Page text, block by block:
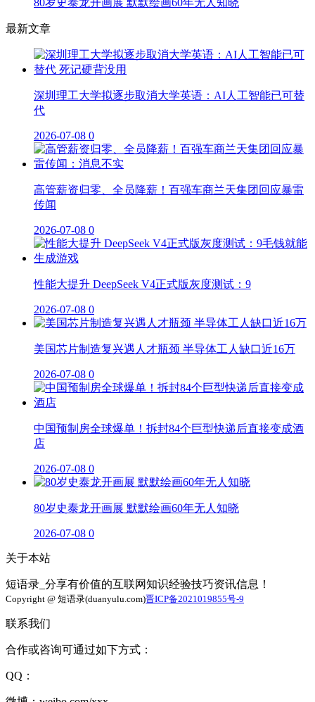
最新文章
深圳理工大学拟逐步取消大学英语：AI人工智能已可替
代
2026-07-08 0
高管薪资归零、全员降薪！百强车商兰天集团回应暴雷
传闻
2026-07-08 0
性能大提升 DeepSeek V4正式版灰度测试：9
2026-07-08 0
美国芯片制造复兴遇人才瓶颈 半导体工人缺口近16万
2026-07-08 0
中国预制房全球爆单！拆封84个巨型快递后直接变成酒
店
2026-07-08 0
80岁史泰龙开画展 默默绘画60年无人知晓
2026-07-08 0
关于本站
短语录_分享有价值的互联网知识经验技巧资讯信息！
Copyright @ 短语录(duanyulu.com)晋ICP备2021019855号-9
联系我们
合作或咨询可通过如下方式：
QQ：